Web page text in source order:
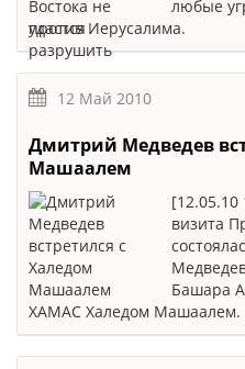
любые
против Иерусалима.
12 Май 2010
Дмитрий Медведев
Машаалем
визита
Башара
ХАМАС Халедом Машаалем.